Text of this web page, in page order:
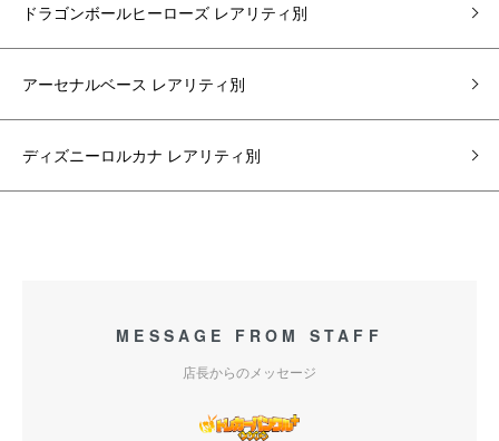
ドラゴンボールヒーローズ レアリティ別
アーセナルベース レアリティ別
ディズニーロルカナ レアリティ別
MESSAGE FROM STAFF
店長からのメッセージ